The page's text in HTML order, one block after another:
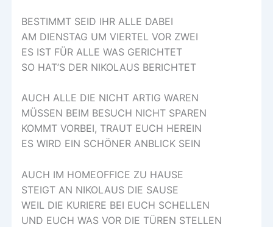
BESTIMMT SEID IHR ALLE DABEI
AM DIENSTAG UM VIERTEL VOR ZWEI
ES IST FÜR ALLE WAS GERICHTET
SO HAT’S DER NIKOLAUS BERICHTET
AUCH ALLE DIE NICHT ARTIG WAREN
MÜSSEN BEIM BESUCH NICHT SPAREN
KOMMT VORBEI, TRAUT EUCH HEREIN
ES WIRD EIN SCHÖNER ANBLICK SEIN
AUCH IM HOMEOFFICE ZU HAUSE
STEIGT AN NIKOLAUS DIE SAUSE
WEIL DIE KURIERE BEI EUCH SCHELLEN
UND EUCH WAS VOR DIE TÜREN STELLEN